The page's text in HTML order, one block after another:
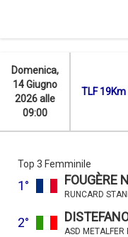
Domenica,
14 Giugno
2026 alle
09:00
TLF
Top 3 Femminile
1° FOUGÈRE
RUNCARD
2°
ASD